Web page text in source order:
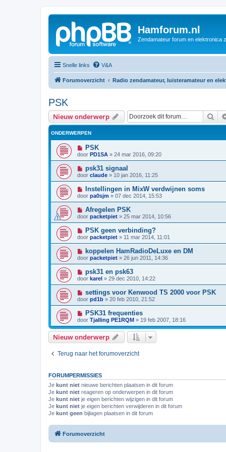
Hamforum.nl
Zendamateur forum en elektronica
Snelle links V&A
Forumoverzicht Radio zendamateur, luisteramateur en
PSK
Nieuw onderwerp
ONDERWERPEN
PSK
door PD1SA » 24 mar 2016, 09:20
psk31 signaal
door claude » 10 jan 2016, 11:25
Instellingen in MixW verdwijnen soms
door pa0sjm » 07 dec 2014, 15:53
Afregelen PSK
door packetpiet » 25 mar 2014, 10:56
PSK geen verbinding?
door packetpiet » 11 mar 2014, 11:01
koppelen HamRadioDeLuxe en DM
door packetpiet » 26 jun 2011, 14:36
psk31 en psk63
door karel » 29 dec 2010, 14:22
settings voor Kenwood TS 2000 voor PSK
door pd1b » 20 feb 2010, 21:52
PSK31 frequenties
door Tjalling PE1RQM » 19 feb 2007, 18:16
Nieuw onderwerp
Terug naar het forumoverzicht
FORUMPERMISSIES
Je kunt niet nieuwe berichten plaatsen in dit forum
Je kunt niet reageren op onderwerpen in dit forum
Je kunt niet je eigen berichten wijzigen in dit forum
Je kunt niet je eigen berichten verwijderen in dit forum
Je kunt geen bijlagen plaatsen in dit forum
Forumoverzicht